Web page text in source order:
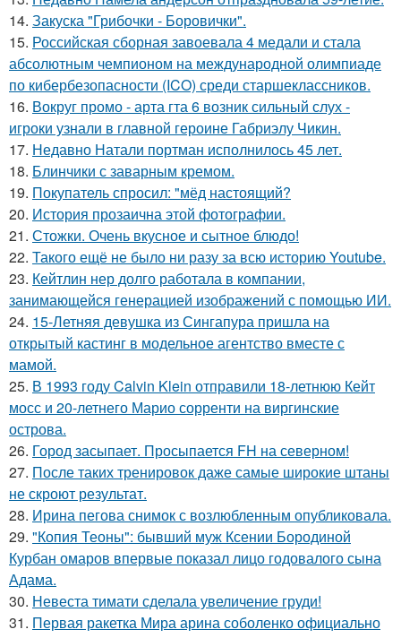
14. Закуска "Грибочки - Боровички".
15. Российская сборная завоевала 4 медали и стала
абсолютным чемпионом на международной олимпиаде
по кибербезопасности (ICO) среди старшеклассников.
16. Вокруг промо - арта гта 6 возник сильный слух -
игроки узнали в главной героине Габриэлу Чикин.
17. Недавно Натали портман исполнилось 45 лет.
18. Блинчики с заварным кремом.
19. Покупатель спросил: "мёд настоящий?
20. История прозаична этой фотографии.
21. Стожки. Очень вкусное и сытное блюдо!
22. Такого ещё не было ни разу за всю историю Youtube.
23. Кейтлин нер долго работала в компании,
занимающейся генерацией изображений с помощью ИИ.
24. 15-Летняя девушка из Сингапура пришла на
открытый кастинг в модельное агентство вместе с
мамой.
25. В 1993 году Calvin Klein отправили 18-летнюю Кейт
мосс и 20-летнего Марио сорренти на виргинские
острова.
26. Город засыпает. Просыпается FH на северном!
27. После таких тренировок даже самые широкие штаны
не скроют результат.
28. Ирина пегова снимок с возлюбленным опубликовала.
29. "Копия Теоны": бывший муж Ксении Бородиной
Курбан омаров впервые показал лицо годовалого сына
Адама.
30. Невеста тимати сделала увеличение груди!
31. Первая ракетка Мира арина соболенко официально